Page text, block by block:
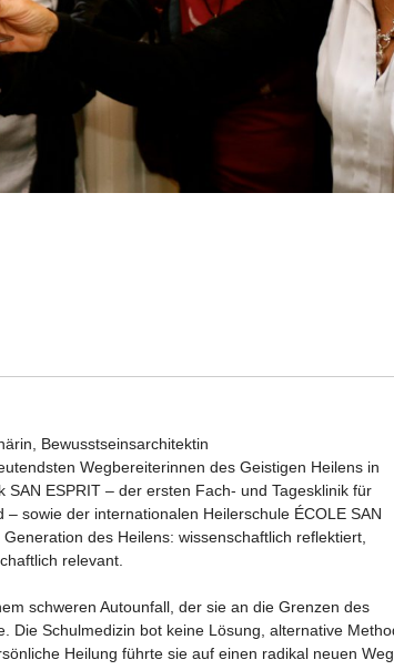
Bewusstseinsarchitektin
Wegbereiterinnen des Geistigen Heilens in
SAN ESPRIT – der ersten Fach- und Tagesklinik für
– sowie der internationalen Heilerschule ÉCOLE SAN
des Heilens: wissenschaftlich reflektiert,
relevant.
schweren Autounfall, der sie an die Grenzen des
Die Schulmedizin bot keine Lösung, alternative
Heilung führte sie auf einen radikal neuen